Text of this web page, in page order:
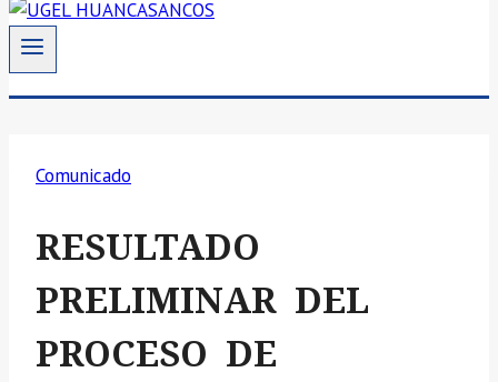
Comunicado
RESULTADO
PRELIMINAR DEL
PROCESO DE